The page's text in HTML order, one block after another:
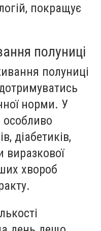
покращує
полуниці
полуниці
норми. У
особливо
діабетиків,
виразкової
хвороб